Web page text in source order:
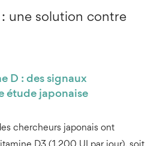
une solution contre
D : des signaux
étude japonaise
chercheurs japonais ont